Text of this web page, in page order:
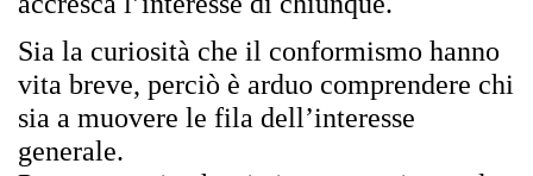
Sia la curiosità che il conformismo hanno
vita breve, perciò è arduo comprendere chi
sia a muovere le fila dell’interesse
generale.